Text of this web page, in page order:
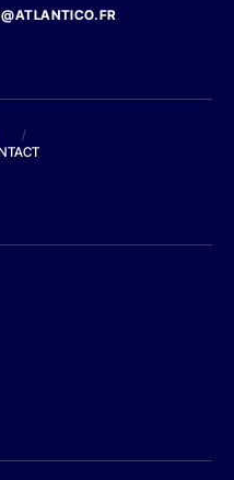
/